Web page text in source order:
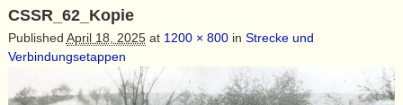
CSSR_62_Kopie
Published April 18, 2025at 1200 × 800in Strecke und
Verbindungsetappen